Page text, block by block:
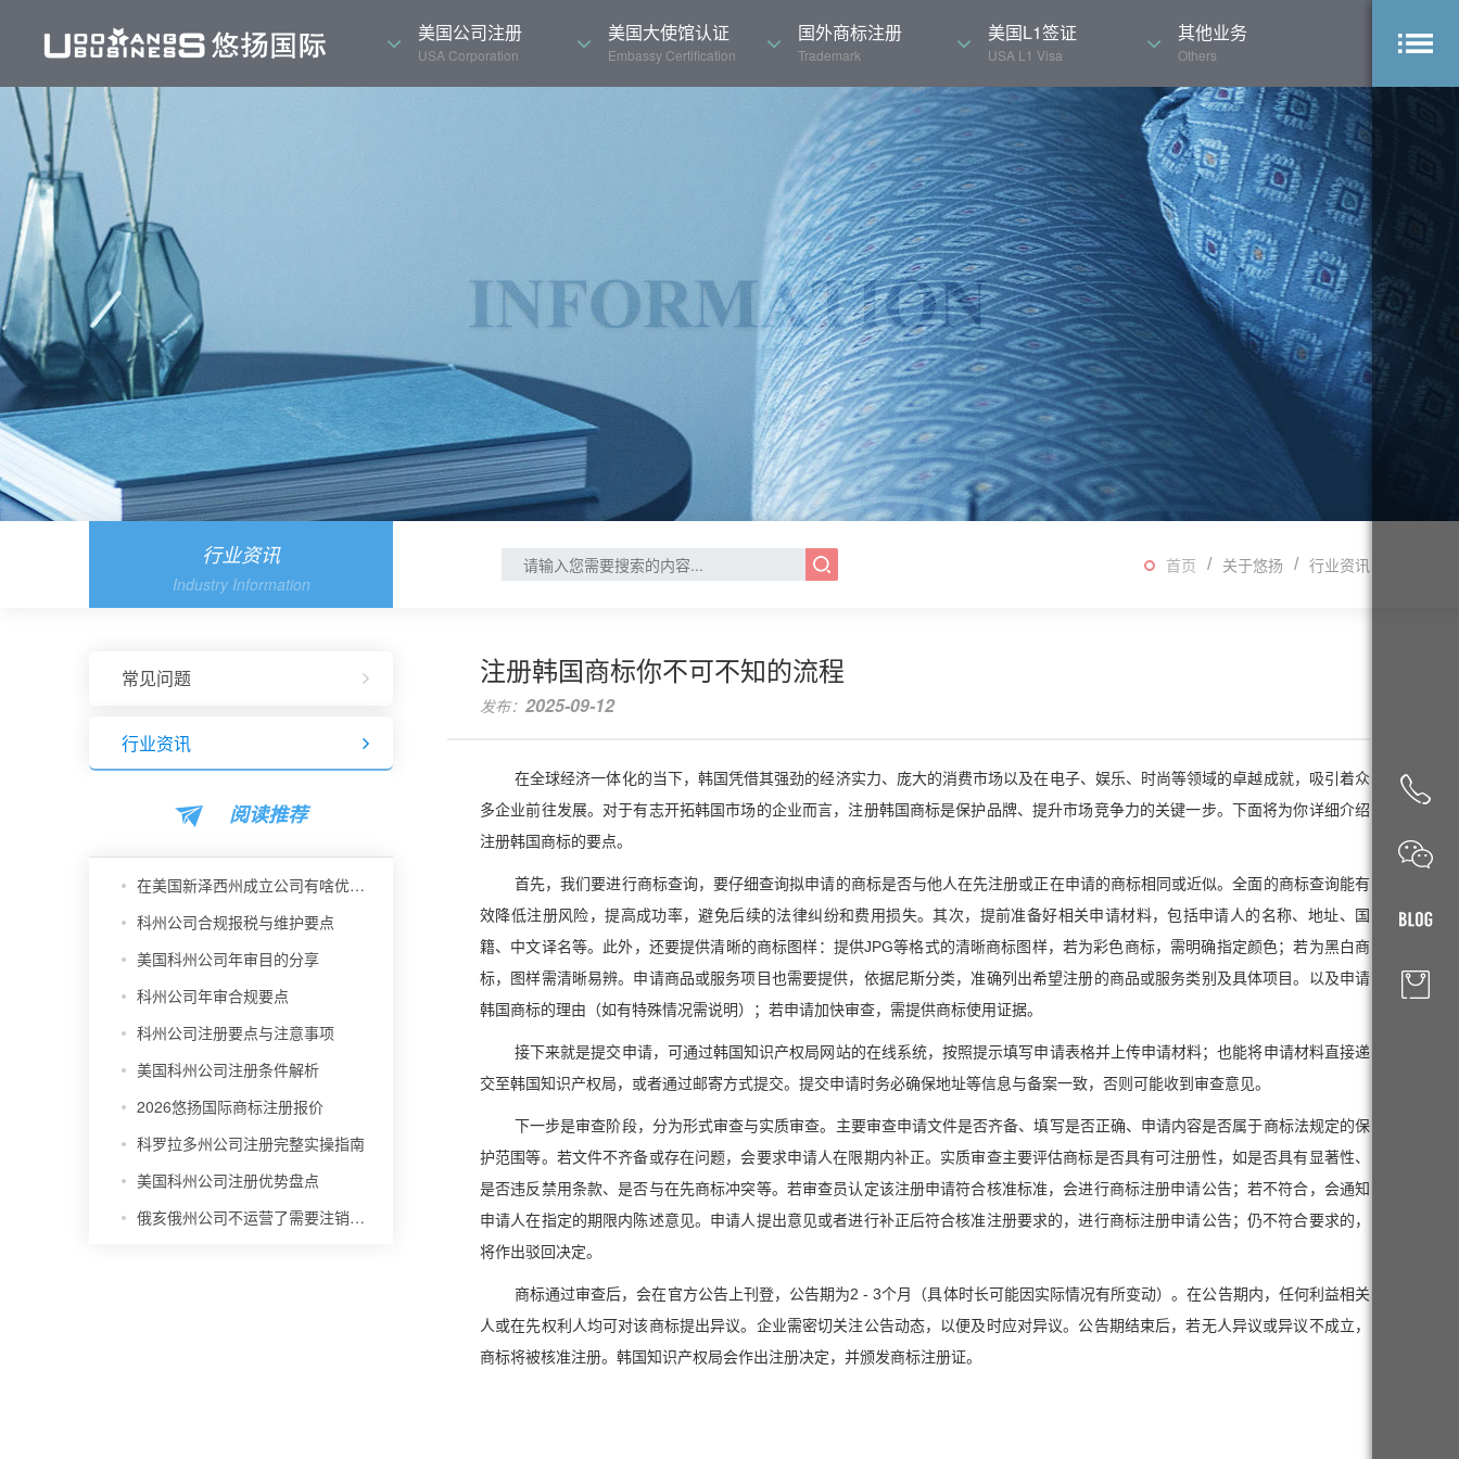
美国公司注册
USA Corporation
美国大使馆认证
Embassy Certification
国外商标注册
Trademark
美国L1签证
USA L1 Visa
其他业务
Others
行业资讯
Industry Information
首页 关于悠扬 行业资讯
常见问题
行业资讯
阅读推荐
在美国新泽西州成立公司有啥优势？
科州公司合规报税与维护要点
美国科州公司年审目的分享
科州公司年审合规要点
科州公司注册要点与注意事项
美国科州公司注册条件解析
2026悠扬国际商标注册报价
科罗拉多州公司注册完整实操指南
美国科州公司注册优势盘点
俄亥俄州公司不运营了需要注销吗？
注册韩国商标你不可不知的流程
发布： 2025-09-12
在全球经济一体化的当下，韩国凭借其强劲的经济实力、庞大的消费市场以及在电子、娱乐、时尚等领域的卓越成就，吸引着众
多企业前往发展。对于有志开拓韩国市场的企业而言，注册韩国商标是保护品牌、提升市场竞争力的关键一步。下面将为你详细介绍
注册韩国商标的要点。
首先，我们要进行商标查询，要仔细查询拟申请的商标是否与他人在先注册或正在申请的商标相同或近似。全面的商标查询能有
效降低注册风险，提高成功率，避免后续的法律纠纷和费用损失。其次，提前准备好相关申请材料，包括申请人的名称、地址、国
籍、中文译名等。此外，还要提供清晰的商标图样：提供JPG等格式的清晰商标图样，若为彩色商标，需明确指定颜色；若为黑白商
标，图样需清晰易辨。申请商品或服务项目也需要提供，依据尼斯分类，准确列出希望注册的商品或服务类别及具体项目。以及申请
韩国商标的理由（如有特殊情况需说明）；若申请加快审查，需提供商标使用证据。
接下来就是提交申请，可通过韩国知识产权局网站的在线系统，按照提示填写申请表格并上传申请材料；也能将申请材料直接递
交至韩国知识产权局，或者通过邮寄方式提交。提交申请时务必确保地址等信息与备案一致，否则可能收到审查意见。
下一步是审查阶段，分为形式审查与实质审查。主要审查申请文件是否齐备、填写是否正确、申请内容是否属于商标法规定的保
护范围等。若文件不齐备或存在问题，会要求申请人在限期内补正。实质审查主要评估商标是否具有可注册性，如是否具有显著性、
是否违反禁用条款、是否与在先商标冲突等。若审查员认定该注册申请符合核准标准，会进行商标注册申请公告；若不符合，会通知
申请人在指定的期限内陈述意见。申请人提出意见或者进行补正后符合核准注册要求的，进行商标注册申请公告；仍不符合要求的，
将作出驳回决定。
商标通过审查后，会在官方公告上刊登，公告期为2 - 3个月（具体时长可能因实际情况有所变动）。在公告期内，任何利益相关
人或在先权利人均可对该商标提出异议。企业需密切关注公告动态，以便及时应对异议。公告期结束后，若无人异议或异议不成立，
商标将被核准注册。韩国知识产权局会作出注册决定，并颁发商标注册证。